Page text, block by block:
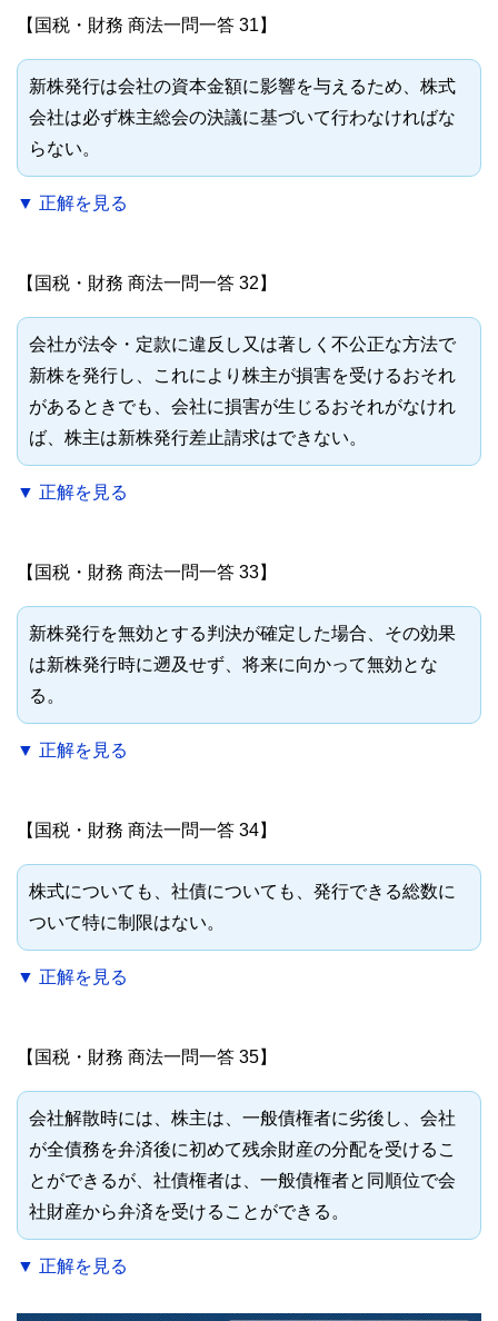
【国税・財務 商法一問一答 31】
新株発行は会社の資本金額に影響を与えるため、株式
会社は必ず株主総会の決議に基づいて行わなければな
らない。
▼ 正解を見る
【国税・財務 商法一問一答 32】
会社が法令・定款に違反し又は著しく不公正な方法で
新株を発行し、これにより株主が損害を受けるおそれ
があるときでも、会社に損害が生じるおそれがなけれ
ば、株主は新株発行差止請求はできない。
▼ 正解を見る
【国税・財務 商法一問一答 33】
新株発行を無効とする判決が確定した場合、その効果
は新株発行時に遡及せず、将来に向かって無効とな
る。
▼ 正解を見る
【国税・財務 商法一問一答 34】
株式についても、社債についても、発行できる総数に
ついて特に制限はない。
▼ 正解を見る
【国税・財務 商法一問一答 35】
会社解散時には、株主は、一般債権者に劣後し、会社
が全債務を弁済後に初めて残余財産の分配を受けるこ
とができるが、社債権者は、一般債権者と同順位で会
社財産から弁済を受けることができる。
▼ 正解を見る